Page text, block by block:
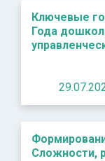
Ключевые
Года
Сложности,